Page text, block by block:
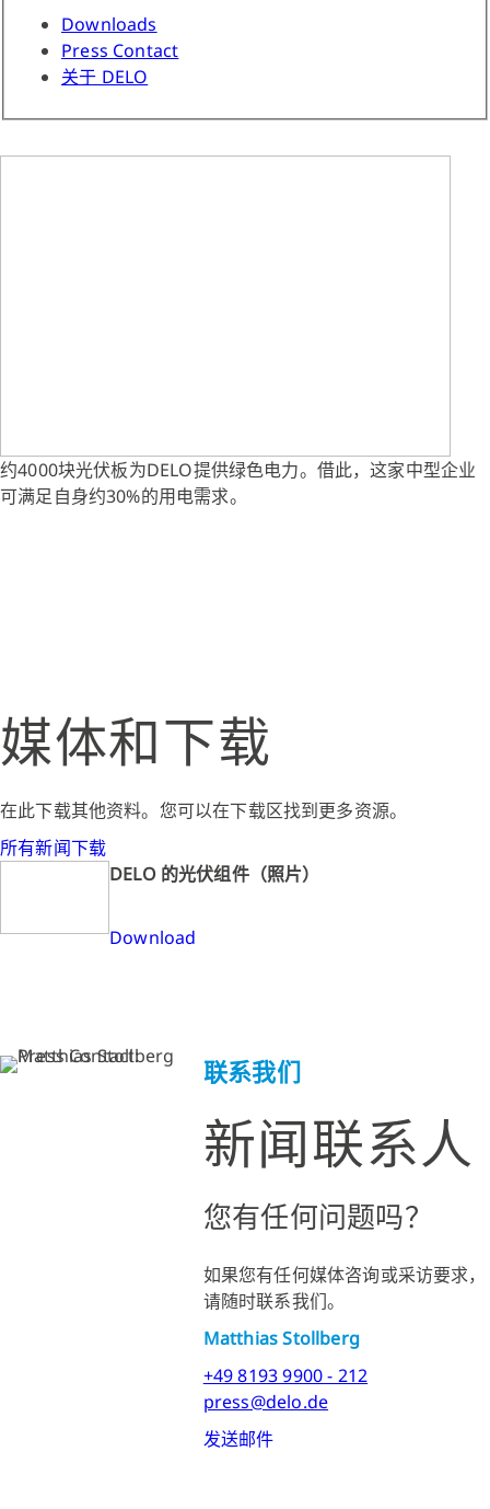
Downloads
Press Contact
关于 DELO
约4000块光伏板为DELO提供绿色电力。借此，这家中型企业
可满足自身约30%的用电需求。
媒体和下载
在此下载其他资料。您可以在下载区找到更多资源。
所有新闻下载
DELO 的光伏组件（照片）
Download
联系我们
新闻联系人
您有任何问题吗？
如果您有任何媒体咨询或采访要求，
请随时联系我们。
Matthias Stollberg
+49 8193 9900 - 212
press@delo.de
发送邮件